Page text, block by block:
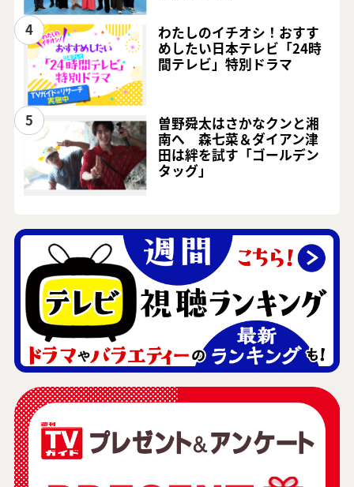
4
わたしのイチオシ！おすす
めしたい日本テレビ「24時
間テレビ」特別ドラマ
5
曽野舜太はさかなクンと湘
南へ 森七菜＆ダイアン津
田は絆を試す「ゴールデン
タッグ」